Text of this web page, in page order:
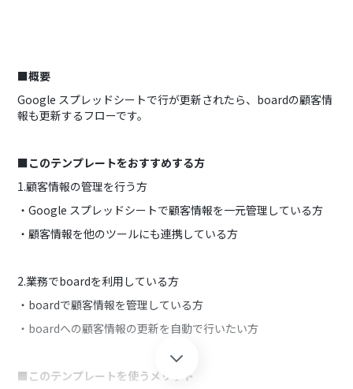
■概要
Google スプレッドシートで行が更新されたら、boardの顧客情
報も更新するフローです。
■このテンプレートをおすすめする方
1.顧客情報の管理を行う方
・Google スプレッドシートで顧客情報を一元管理している方
・顧客情報を他のツールにも連携している方
2.業務でboardを利用している方
・boardで顧客情報を管理している方
・boardへの顧客情報の更新を自動で行いたい方
■このテンプレートを使うメリット